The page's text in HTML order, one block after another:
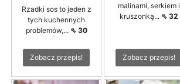
Rzadki sos to jeden z
tych kuchennych
problemów,... ⇖ 30
Zobacz przepis!
malinami, serkiem i
kruszonką... ⇖ 32
Zobacz przepis!